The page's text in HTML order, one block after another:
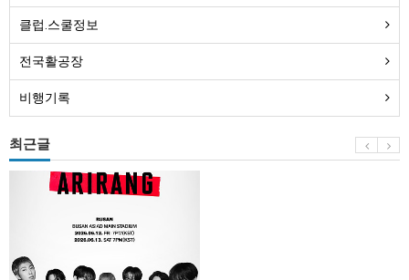
클럽.스쿨정보
전국활공장
비행기록
최근글
서